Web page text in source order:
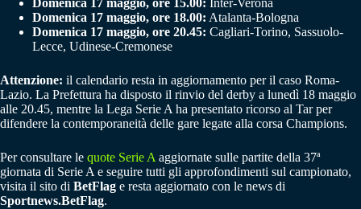
Domenica 17 maggio, ore 15.00: Inter-Verona
Domenica 17 maggio, ore 18.00: Atalanta-Bologna
Domenica 17 maggio, ore 20.45: Cagliari-Torino, Sassuolo-
Lecce, Udinese-Cremonese
Attenzione: il calendario resta in aggiornamento per il caso Roma-
Lazio. La Prefettura ha disposto il rinvio del derby a lunedì 18 maggio
alle 20.45, mentre la Lega Serie A ha presentato ricorso al Tar per
difendere la contemporaneità delle gare legate alla corsa Champions.
Per consultare le quote Serie A aggiornate sulle partite della 37ª
giornata di Serie A e seguire tutti gli approfondimenti sul campionato,
visita il sito di BetFlag e resta aggiornato con le news di
Sportnews.BetFlag.